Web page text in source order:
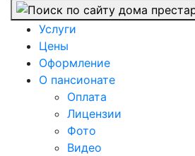
Услуги
Цены
Оформление
О пансионате
Оплата
Лицензии
Фото
Видео